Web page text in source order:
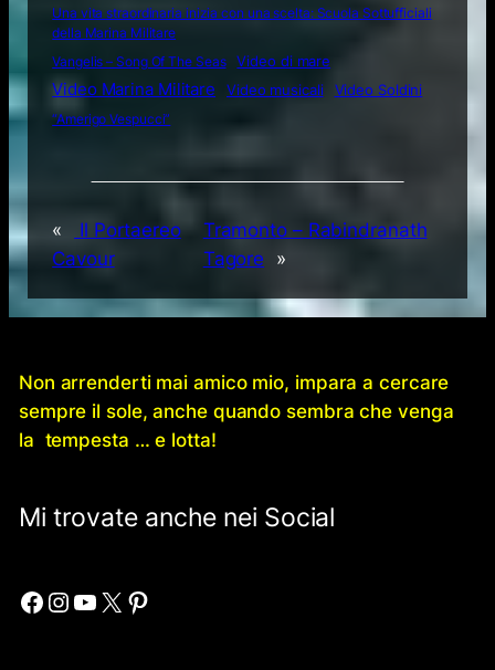
Una vita straordinaria inizia con una scelta: Scuola Sottufficiali
della Marina Militare
Vangelis – Song Of The Seas
Video di mare
Video Marina Militare Video musicali
Video Soldini
“Amerigo Vespucci”
«
Il Portaereo
Cavour
Tramonto – Rabindranath
Tagore
»
Non arrenderti mai amico mio, impara a cercare
sempre il sole, anche quando sembra che venga
la tempesta … e lotta!
Mi trovate anche nei Social
Facebook Instagram YouTube X Pinterest